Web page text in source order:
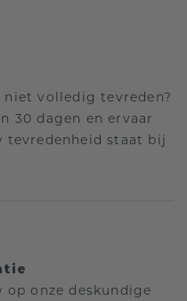
niet volledig tevreden?
30 dagen en ervaar
tevredenheid staat bij
onze deskundige